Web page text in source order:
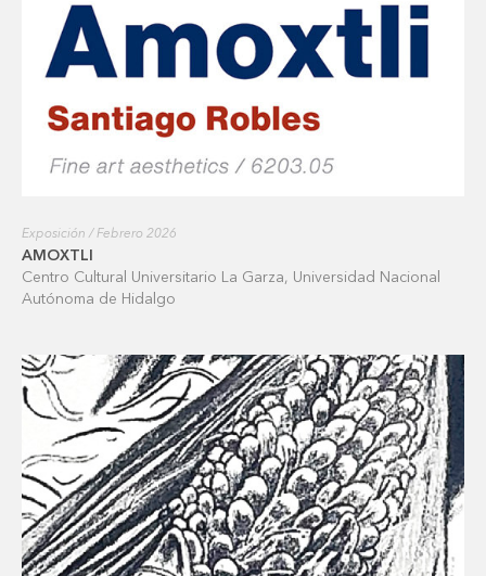
Exposición / Febrero 2026
AMOXTLI
Centro Cultural Universitario La Garza, Universidad Nacional
Autónoma de Hidalgo